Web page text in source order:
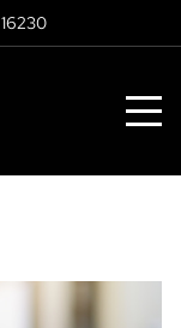
16230